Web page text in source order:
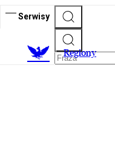
Serwisy
Regiony